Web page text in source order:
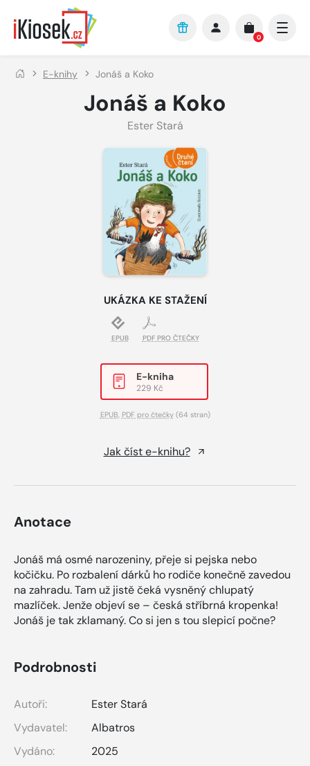
Přejít na hlavní obsah
0
E-knihy Jonáš a Koko
Jonáš a Koko
Ester Stará
UKÁZKA KE STAŽENÍ
EPUB PDF PRO ČTEČKY
E-kniha
229 Kč
EPUB, PDF pro čtečky(64 stran)
Jak číst e-knihu?
Anotace
Jonáš má osmé narozeniny, přeje si pejska nebo
kočičku. Po rozbalení dárků ho rodiče konečně zavedou
na zahradu. Tam už jistě čeká vysněný chlupatý
mazlíček. Jenže objeví se – česká stříbrná kropenka!
Jonáš je tak zklamaný. Co si jen s tou slepicí počne?
Podrobnosti
Autoři:
Ester Stará
Vydavatel:
Albatros
Vydáno:
2025